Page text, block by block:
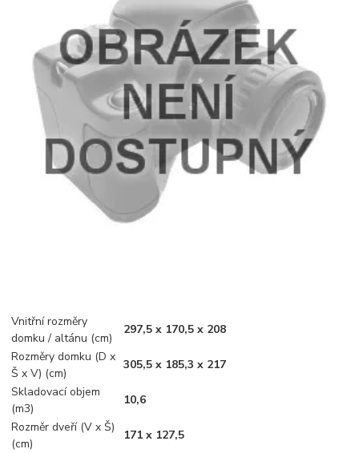
Vnitřní rozměry
domku / altánu (cm)
297,5 x 170,5 x 208
Rozměry domku (D x
Š x V) (cm)
305,5 x 185,3 x 217
Skladovací objem
(m3)
10,6
Rozměr dveří (V x Š)
(cm)
171 x 127,5